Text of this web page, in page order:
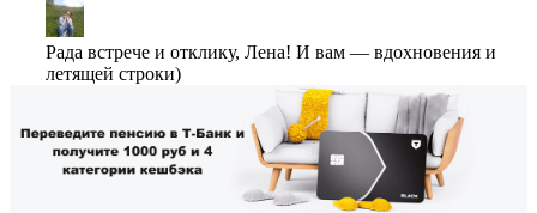
Рада встрече и отклику, Лена! И вам — вдохновения и
летящей строки)